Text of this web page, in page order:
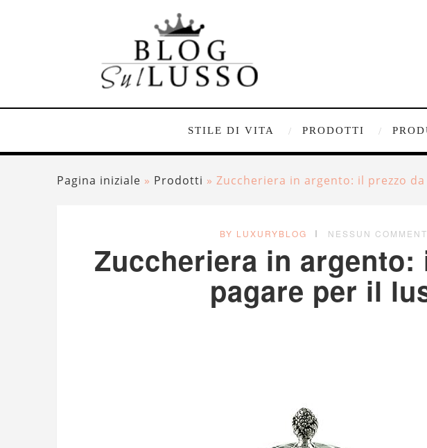
STILE DI VITA PRODOTTI
Pagina iniziale » Prodotti » Zuccheriera in argento: il prezzo
BY LUXURYBLOG NESSUN
Zuccheriera in argento:
pagare per il